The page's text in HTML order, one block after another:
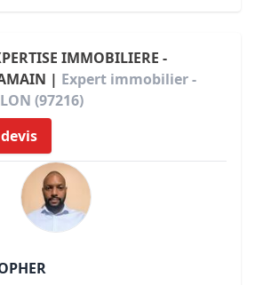
IMMOBILIERE -
| Expert immobilier -
(97216)